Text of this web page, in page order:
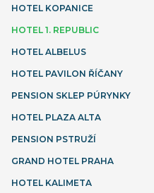
HOTEL KOPANICE
HOTEL 1. REPUBLIC
HOTEL ALBELUS
HOTEL PAVILON ŘÍČANY
PENSION SKLEP PÚRYNKY
HOTEL PLAZA ALTA
PENSION PSTRUŽÍ
GRAND HOTEL PRAHA
HOTEL KALIMETA